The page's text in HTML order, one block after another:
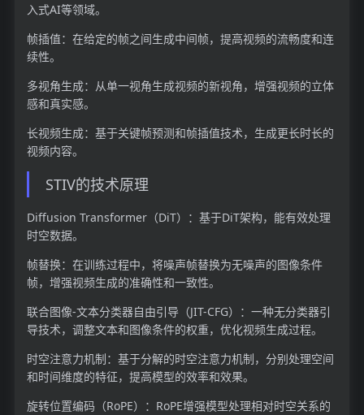
入式AI等领域。
帧插值：在给定的帧之间生成中间帧，提高视频的流畅度和连
续性。
多视角生成：从单一视角生成视频的新视角，增强视频的立体
感和真实感。
长视频生成：基于关键帧预测和帧插值技术，生成更长时长的
视频内容。
STIV的技术原理
Diffusion Transformer（DiT）：基于DiT架构，能有效处理
时空数据。
帧替换：在训练过程中，将噪声帧替换为无噪声的图像条件
帧，增强视频生成的准确性和一致性。
联合图像-文本分类器自由引导（JIT-CFG）：一种无分类器引
导技术，调整文本和图像条件的权重，优化视频生成过程。
时空注意力机制：基于分解的时空注意力机制，分别处理空间
和时间维度的特征，提高模型的效率和效果。
旋转位置编码（RoPE）：RoPE增强模型处理相对时空关系的